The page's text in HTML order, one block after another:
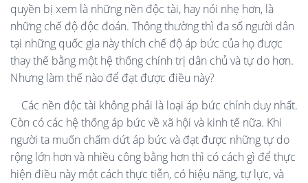
quyền bị xem là những nền độc tài, hay nói nhẹ hơn, là
những chế độ độc đoán. Thông thường thì đa số người dân
tại những quốc gia này thích chế độ áp bức của họ được
thay thế bằng một hệ thống chính trị dân chủ và tự do hơn.
Nhưng làm thế nào để đạt được điều này?
Các nền độc tài không phải là loại áp bức chính duy nhất.
Còn có các hệ thống áp bức về xã hội và kinh tế nữa. Khi
người ta muốn chấm dứt áp bức và đạt được những tự do
rộng lớn hơn và nhiều công bằng hơn thì có cách gì để thực
hiện điều này một cách thực tiễn, có hiệu năng, tự lực, và